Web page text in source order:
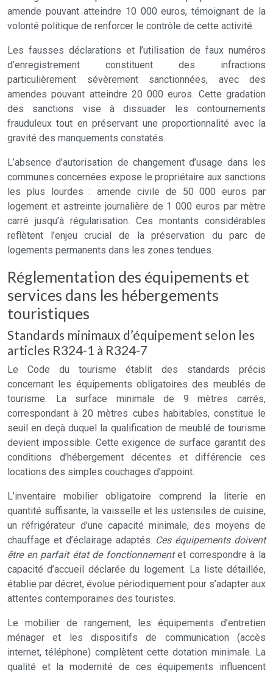
amende pouvant atteindre 10 000 euros, témoignant de la
volonté politique de renforcer le contrôle de cette activité.
Les fausses déclarations et l’utilisation de faux numéros
d’enregistrement constituent des infractions
particulièrement sévèrement sanctionnées, avec des
amendes pouvant atteindre 20 000 euros. Cette gradation
des sanctions vise à dissuader les contournements
frauduleux tout en préservant une proportionnalité avec la
gravité des manquements constatés.
L’absence d’autorisation de changement d’usage dans les
communes concernées expose le propriétaire aux sanctions
les plus lourdes : amende civile de 50 000 euros par
logement et astreinte journalière de 1 000 euros par mètre
carré jusqu’à régularisation. Ces montants considérables
reflètent l’enjeu crucial de la préservation du parc de
logements permanents dans les zones tendues.
Réglementation des équipements et
services dans les hébergements
touristiques
Standards minimaux d’équipement selon les
articles R324-1 à R324-7
Le Code du tourisme établit des standards précis
concernant les équipements obligatoires des meublés de
tourisme. La surface minimale de 9 mètres carrés,
correspondant à 20 mètres cubes habitables, constitue le
seuil en deçà duquel la qualification de meublé de tourisme
devient impossible. Cette exigence de surface garantit des
conditions d’hébergement décentes et différencie ces
locations des simples couchages d’appoint.
L’inventaire mobilier obligatoire comprend la literie en
quantité suffisante, la vaisselle et les ustensiles de cuisine,
un réfrigérateur d’une capacité minimale, des moyens de
chauffage et d’éclairage adaptés. Ces équipements doivent
être en parfait état de fonctionnementet correspondre à la
capacité d’accueil déclarée du logement. La liste détaillée,
établie par décret, évolue périodiquement pour s’adapter aux
attentes contemporaines des touristes.
Le mobilier de rangement, les équipements d’entretien
ménager et les dispositifs de communication (accès
internet, téléphone) complètent cette dotation minimale. La
qualité et la modernité de ces équipements influencent